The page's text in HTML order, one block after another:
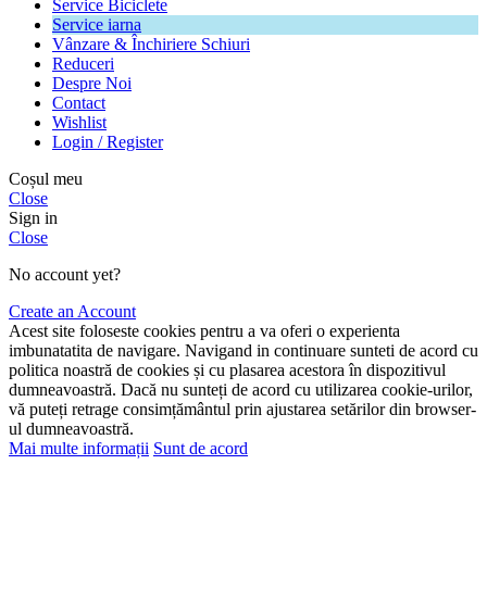
Service Biciclete
Service iarna
Vânzare & Închiriere Schiuri
Reduceri
Despre Noi
Contact
Wishlist
Login / Register
Coșul meu
Close
Sign in
Close
No account yet?
Create an Account
Acest site foloseste cookies pentru a va oferi o experienta
imbunatatita de navigare. Navigand in continuare sunteti de acord cu
politica noastră de cookies și cu plasarea acestora în dispozitivul
dumneavoastră. Dacă nu sunteți de acord cu utilizarea cookie-urilor,
vă puteți retrage consimțământul prin ajustarea setărilor din browser-
ul dumneavoastră.
Mai multe informații Sunt de acord